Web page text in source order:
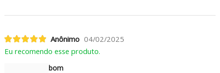
Anônimo 04/02/2025
Eu recomendo esse produto.
bom